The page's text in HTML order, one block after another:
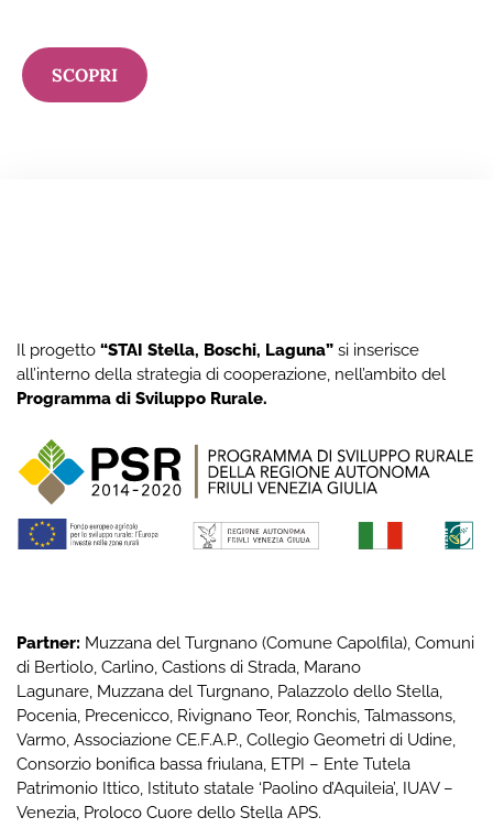
SCOPRI
Il progetto “STAI Stella, Boschi, Laguna” si inserisce
all’interno della strategia di cooperazione, nell’ambito del
Programma di Sviluppo Rurale.
Partner: Muzzana del Turgnano (Comune Capolfila), Comuni
di Bertiolo, Carlino, Castions di Strada, Marano
Lagunare, Muzzana del Turgnano, Palazzolo dello Stella,
Pocenia, Precenicco, Rivignano Teor, Ronchis, Talmassons,
Varmo, Associazione CE.F.A.P., Collegio Geometri di Udine,
Consorzio bonifica bassa friulana, ETPI – Ente Tutela
Patrimonio Ittico, Istituto statale ‘Paolino d’Aquileia’, IUAV –
Venezia, Proloco Cuore dello Stella APS.